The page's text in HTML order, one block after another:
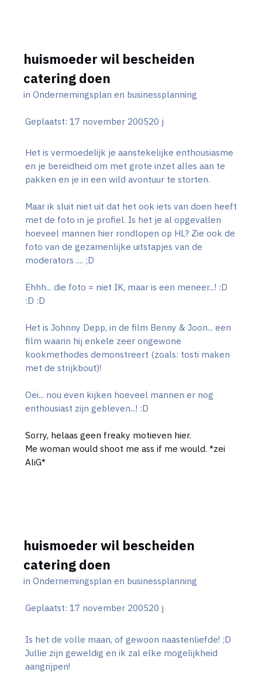
huismoeder wil bescheiden
catering doen
in Ondernemingsplan en businessplanning
Geplaatst: 17 november 200520 j
Het is vermoedelijk je aanstekelijke enthousiasme
en je bereidheid om met grote inzet alles aan te
pakken en je in een wild avontuur te storten.
Maar ik sluit niet uit dat het ook iets van doen heeft
met de foto in je profiel. Is het je al opgevallen
hoeveel mannen hier rondlopen op HL? Zie ook de
foto van de gezamenlijke uitstapjes van de
moderators .... ;D
Ehhh... die foto = niet IK, maar is een meneer...! :D
:D :D
Het is Johnny Depp, in de film Benny & Joon... een
film waarin hij enkele zeer ongewone
kookmethodes demonstreert (zoals: tosti maken
met de strijkbout)!
Oei... nou even kijken hoeveel mannen er nog
enthousiast zijn gebleven...! :D
Sorry, helaas geen freaky motieven hier.
Me woman would shoot me ass if me would. *zei
AliG*
huismoeder wil bescheiden
catering doen
in Ondernemingsplan en businessplanning
Geplaatst: 17 november 200520 j
Is het de volle maan, of gewoon naastenliefde! ;D
Jullie zijn geweldig en ik zal elke mogelijkheid
aangrijpen!